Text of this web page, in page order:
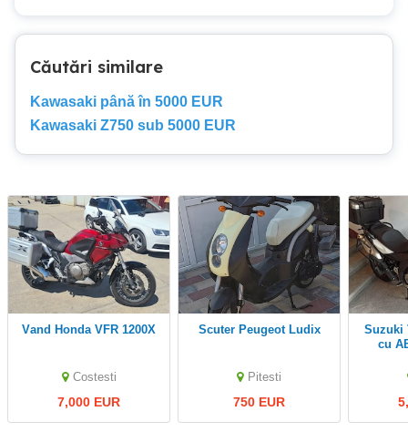
Căutări similare
Kawasaki până în 5000 EUR
Kawasaki Z750 sub 5000 EUR
Vand Honda VFR 1200X
Costesti
7,000 EUR
Scuter Peugeot Ludix
Pitesti
750 EUR
Suzuki V-Strom 650 DL
cu